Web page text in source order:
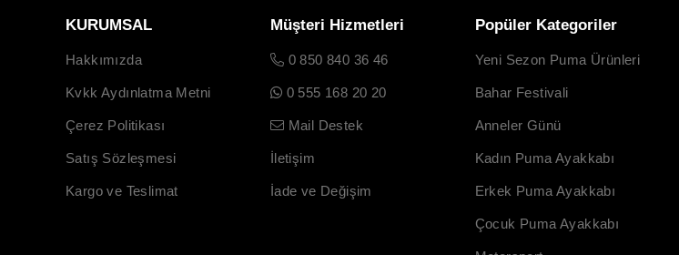
KURUMSAL
Hakkımızda
Kvkk Aydınlatma Metni
Çerez Politikası
Satış Sözleşmesi
Kargo ve Teslimat
Müşteri Hizmetleri
0 850 840 36 46
0 555 168 20 20
Mail Destek
İletişim
İade ve Değişim
Popüler Kategoriler
Yeni Sezon Puma Ürünleri
Bahar Festivali
Anneler Günü
Kadın Puma Ayakkabı
Erkek Puma Ayakkabı
Çocuk Puma Ayakkabı